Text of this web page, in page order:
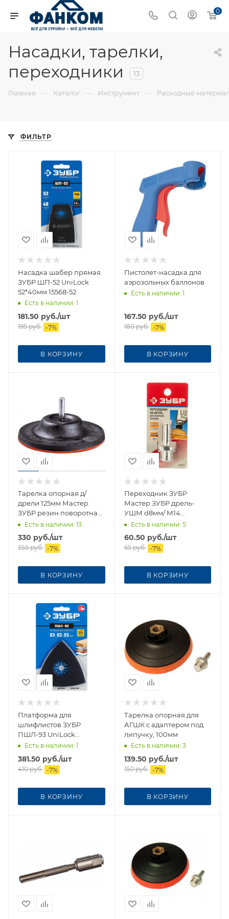
0
Насадки, тарелки,
переходники
13
Главная — Каталог — Инструмент — Расходные
ФИЛЬТР
Насадка шабер прямая
ЗУБР ШП-52 UniLock
52*40мм 15568-52
Есть в наличии: 1
181.50 руб./шт
195руб. -7%
В КОРЗИНУ
Пистолет-насадка для
аэрозольных баллонов
Есть в наличии: 1
167.50 руб./шт
180руб. -7%
В КОРЗИНУ
Тарелка опорная д/
дрели 125мм Мастер
ЗУБР резин.поворотная
под круг на липучке
Есть в наличии: 13
330 руб./шт
355руб. -7%
В КОРЗИНУ
Переходник ЗУБР
Мастер ЗУБР дрель-
УШМ d8мм/ М14
оцинкованный
Есть в наличии: 5
60.50 руб./шт
65руб. -7%
В КОРЗИНУ
Платформа для
шлифлистов ЗУБР
ПШЛ-93 UniLock
93*93*93мм 15570-93
Есть в наличии: 1
381.50 руб./шт
410руб. -7%
В КОРЗИНУ
Тарелка опорная для
АГШК с адаптером под
липучку, 100мм
Есть в наличии: 3
139.50 руб./шт
150руб. -7%
В КОРЗИНУ